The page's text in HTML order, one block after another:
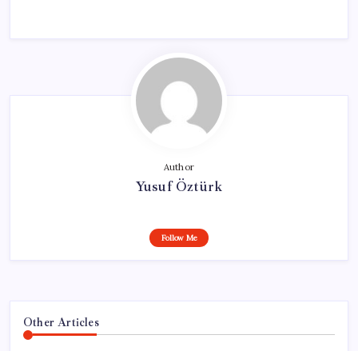
Author
Yusuf Öztürk
Follow Me
Other Articles